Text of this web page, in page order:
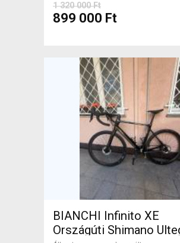
1 320 000 Ft
899 000 Ft
BIANCHI Infinito XE
Országúti Shimano